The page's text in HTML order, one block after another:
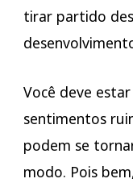
tirar partido
Você deve
sentimentos
podem se
modo. Pois